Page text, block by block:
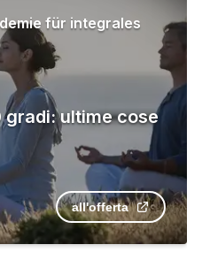
für integrales
gradi: ultime cose
all'offerta